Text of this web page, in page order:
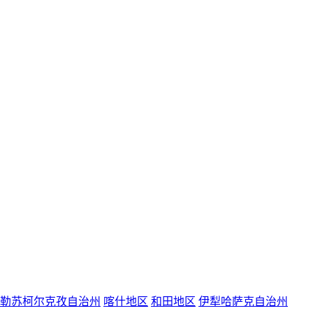
苏柯尔克孜自治州 喀什地区 和田地区 伊犁哈萨克自治州